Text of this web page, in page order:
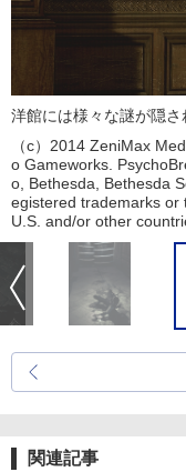
洋館には様々な謎が隠さ
（c）2014 ZeniMax
o Gameworks.
o, Bethesda, Bethesda
egistered trademarks or
U.S. and/or other
関連記事